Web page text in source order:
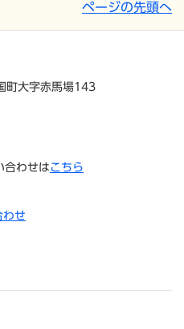
ページの先頭へ
町大字赤馬場143
合わせは こちら
わせ